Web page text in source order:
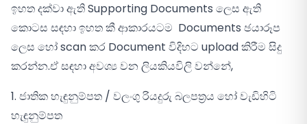
ඉහත දක්වා ඇති Supporting Documents ලෙස ඇති
කොටස සඳහා ඉහත කී ආකාරයටම Documents ඡයාරූප
ලෙස හෝ scan කර Document විදිහට upload කිරීම සිදු
කරන්න.ඒ සඳහා අවශ්‍ය වන ලියකියවිලි වන්නේ,
1. ජාතික හැඳුනුම්පත / වලංගු රියදුරු බලපත්‍රය හෝ වැඩිහිටි
හැඳුනුම්පත